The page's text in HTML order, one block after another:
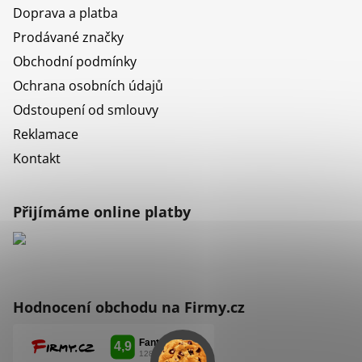
Doprava a platba
Prodávané značky
Obchodní podmínky
Ochrana osobních údajů
Odstoupení od smlouvy
Reklamace
Kontakt
Přijímáme online platby
Hodnocení obchodu na Firmy.cz